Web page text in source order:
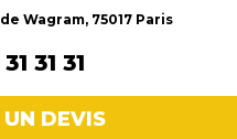
Wagram, 75017 Paris
31 31
DEVIS